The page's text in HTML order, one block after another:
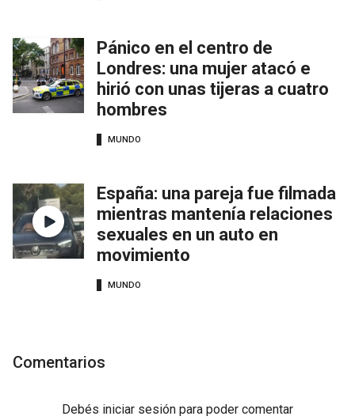
Pánico en el centro de
Londres: una mujer atacó e
hirió con unas tijeras a cuatro
hombres
MUNDO
España: una pareja fue filmada
mientras mantenía relaciones
sexuales en un auto en
movimiento
MUNDO
Comentarios
Debés iniciar sesión para poder comentar